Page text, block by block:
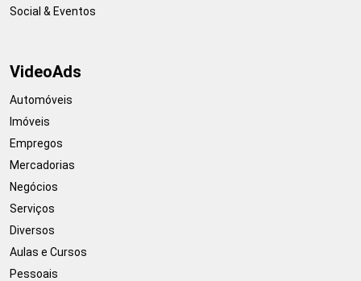
Social & Eventos
VideoAds
Automóveis
Imóveis
Empregos
Mercadorias
Negócios
Serviços
Diversos
Aulas e Cursos
Pessoais